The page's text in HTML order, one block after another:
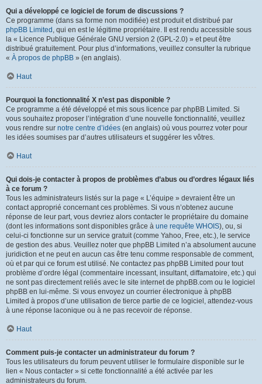
Qui a développé ce logiciel de forum de discussions ?
Ce programme (dans sa forme non modifiée) est produit et distribué par
phpBB Limited , qui en est le légitime propriétaire. Il est rendu accessible sous
la « Licence Publique Générale GNU version 2 (GPL-2.0) » et peut être
distribué gratuitement. Pour plus d’informations, veuillez consulter la rubrique
« À propos de phpBB » (en anglais).
Haut
Pourquoi la fonctionnalité X n’est pas disponible ?
Ce programme a été développé et mis sous licence par phpBB Limited. Si
vous souhaitez proposer l’intégration d’une nouvelle fonctionnalité, veuillez
vous rendre sur notre centre d’idées (en anglais) où vous pourrez voter pour
les idées soumises par d’autres utilisateurs et suggérer les vôtres.
Haut
Qui dois-je contacter à propos de problèmes d’abus ou d’ordres légaux liés
à ce forum ?
Tous les administrateurs listés sur la page « L’équipe » devraient être un
contact approprié concernant ces problèmes. Si vous n’obtenez aucune
réponse de leur part, vous devriez alors contacter le propriétaire du domaine
(dont les informations sont disponibles grâce à une requête WHOIS), ou, si
celui-ci fonctionne sur un service gratuit (comme Yahoo, Free, etc.), le service
de gestion des abus. Veuillez noter que phpBB Limited n’a absolument aucune
juridiction et ne peut en aucun cas être tenu comme responsable de comment,
où et par qui ce forum est utilisé. Ne contactez pas phpBB Limited pour tout
problème d’ordre légal (commentaire incessant, insultant, diffamatoire, etc.) qui
ne sont pas directement reliés avec le site internet de phpBB.com ou le logiciel
phpBB en lui-même. Si vous envoyez un courrier électronique à phpBB
Limited à propos d’une utilisation de tierce partie de ce logiciel, attendez-vous
à une réponse laconique ou à ne pas recevoir de réponse.
Haut
Comment puis-je contacter un administrateur du forum ?
Tous les utilisateurs du forum peuvent utiliser le formulaire disponible sur le
lien « Nous contacter » si cette fonctionnalité a été activée par les
administrateurs du forum.